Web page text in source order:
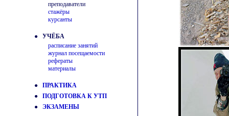
преподаватели
стажёры
курсанты
● УЧЁБА
расписание занятий
журнал посещаемости
рефераты
материалы
● ПРАКТИКА
● ПОДГОТОВКА К УТП
● ЭКЗАМЕНЫ